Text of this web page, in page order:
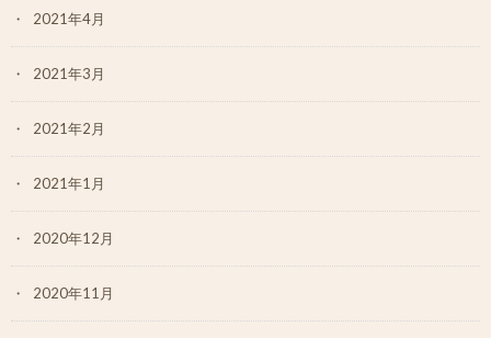
2021年4月
2021年3月
2021年2月
2021年1月
2020年12月
2020年11月